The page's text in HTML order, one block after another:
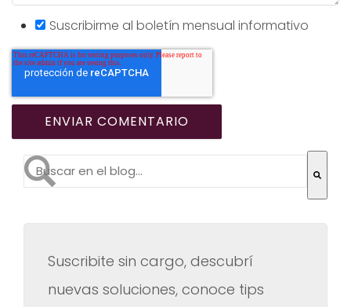
Suscribirme al boletín mensual informativo
Esto es un campo de búsqueda con una función de
Suscribite sin cargo, descubrí
nuevas soluciones, conoce tips